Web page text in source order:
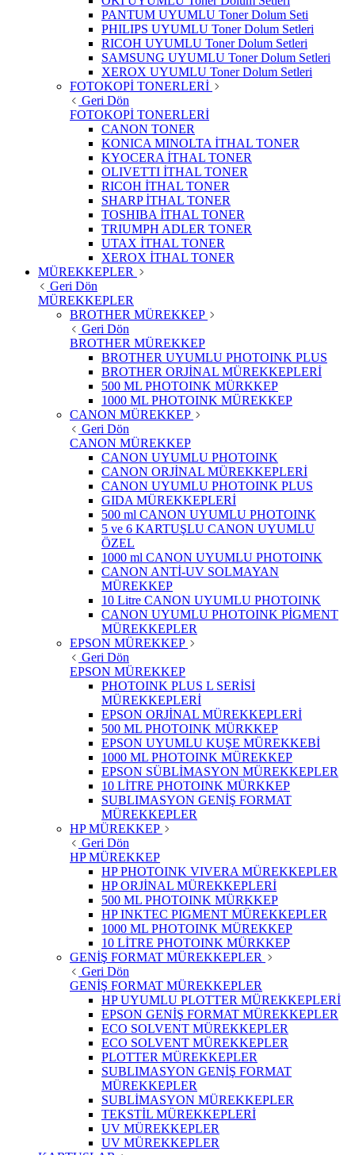
PANTUM UYUMLU Toner Dolum Seti
PHILIPS UYUMLU Toner Dolum Setleri
RICOH UYUMLU Toner Dolum Setleri
SAMSUNG UYUMLU Toner Dolum Setleri
XEROX UYUMLU Toner Dolum Setleri
FOTOKOPİ TONERLERİ
Geri Dön
FOTOKOPİ TONERLERİ
CANON TONER
KONICA MINOLTA İTHAL TONER
KYOCERA İTHAL TONER
OLIVETTI İTHAL TONER
RICOH İTHAL TONER
SHARP İTHAL TONER
TOSHIBA İTHAL TONER
TRIUMPH ADLER TONER
UTAX İTHAL TONER
XEROX İTHAL TONER
MÜREKKEPLER
Geri Dön
MÜREKKEPLER
BROTHER MÜREKKEP
Geri Dön
BROTHER MÜREKKEP
BROTHER UYUMLU PHOTOINK PLUS
BROTHER ORJİNAL MÜREKKEPLERİ
500 ML PHOTOINK MÜRKKEP
1000 ML PHOTOINK MÜREKKEP
CANON MÜREKKEP
Geri Dön
CANON MÜREKKEP
CANON UYUMLU PHOTOINK
CANON ORJİNAL MÜREKKEPLERİ
CANON UYUMLU PHOTOINK PLUS
GIDA MÜREKKEPLERİ
500 ml CANON UYUMLU PHOTOINK
5 ve 6 KARTUŞLU CANON UYUMLU
ÖZEL
1000 ml CANON UYUMLU PHOTOINK
CANON ANTİ-UV SOLMAYAN
MÜREKKEP
10 Litre CANON UYUMLU PHOTOINK
CANON UYUMLU PHOTOINK PİGMENT
MÜREKKEPLER
EPSON MÜREKKEP
Geri Dön
EPSON MÜREKKEP
PHOTOINK PLUS L SERİSİ
MÜREKKEPLERİ
EPSON ORJİNAL MÜREKKEPLERİ
500 ML PHOTOINK MÜRKKEP
EPSON UYUMLU KUŞE MÜREKKEBİ
1000 ML PHOTOINK MÜREKKEP
EPSON SÜBLİMASYON MÜREKKEPLER
10 LİTRE PHOTOINK MÜRKKEP
SUBLIMASYON GENİŞ FORMAT
MÜREKKEPLER
HP MÜREKKEP
Geri Dön
HP MÜREKKEP
HP PHOTOINK VIVERA MÜREKKEPLER
HP ORJİNAL MÜREKKEPLERİ
500 ML PHOTOINK MÜRKKEP
HP INKTEC PIGMENT MÜREKKEPLER
1000 ML PHOTOINK MÜREKKEP
10 LİTRE PHOTOINK MÜRKKEP
GENİŞ FORMAT MÜREKKEPLER
Geri Dön
GENİŞ FORMAT MÜREKKEPLER
HP UYUMLU PLOTTER MÜREKKEPLERİ
EPSON GENİŞ FORMAT MÜREKKEPLER
ECO SOLVENT MÜREKKEPLER
ECO SOLVENT MÜREKKEPLER
PLOTTER MÜREKKEPLER
SUBLIMASYON GENİŞ FORMAT
MÜREKKEPLER
SUBLİMASYON MÜREKKEPLER
TEKSTİL MÜREKKEPLERİ
UV MÜREKKEPLER
UV MÜREKKEPLER